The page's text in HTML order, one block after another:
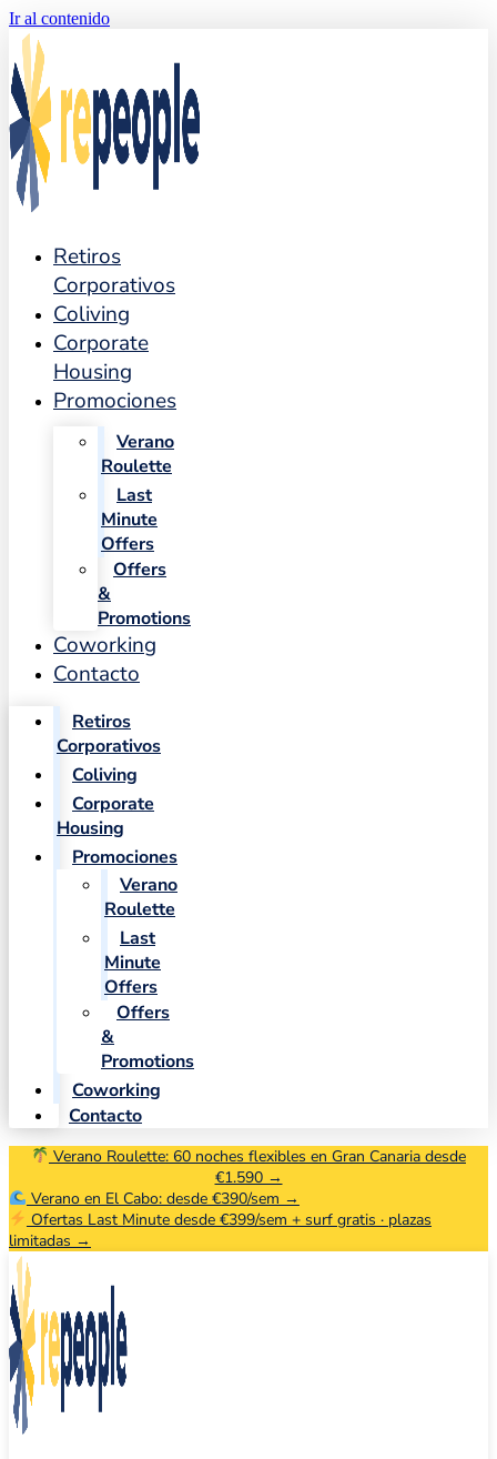
Ir al contenido
Retiros
Corporativos
Coliving
Corporate
Housing
Promociones
Verano
Roulette
Last
Minute
Offers
Offers
&
Promotions
Coworking
Contacto
Retiros
Corporativos
Coliving
Corporate
Housing
Promociones
Verano
Roulette
Last
Minute
Offers
Offers
&
Promotions
Coworking
Contacto
Verano Roulette: 60 noches flexibles en Gran Canaria desde
€1.590 →
Verano en El Cabo: desde €390/sem →
Ofertas Last Minute desde €399/sem + surf gratis · plazas
limitadas →